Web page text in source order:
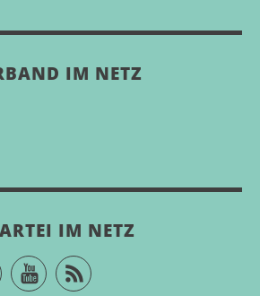
IM NETZ
IM NETZ
InstagramYouTubeRSS Feed